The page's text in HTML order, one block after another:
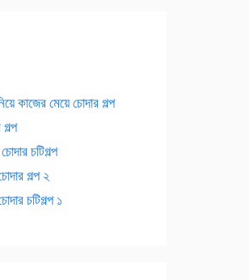
মেয়ে চোদার গল্প
চটিগল্প
গল্প ২
চটিগল্প ১